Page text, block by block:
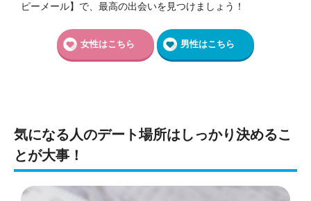
ピーメール】で、最高の出会いを見つけましょう！
女性はこちら 男性はこちら
気になる人のデート場所はしっかり決めるこ
とが大事！